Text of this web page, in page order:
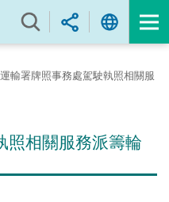
運輸署牌照事務處駕駛執照相關服
照相關服務派籌輪